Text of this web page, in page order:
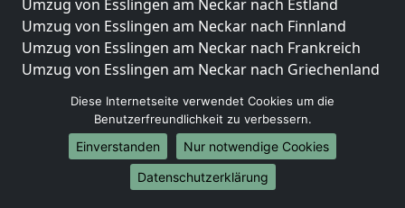
Umzug von Esslingen am Neckar nach Estland
Umzug von Esslingen am Neckar nach Finnland
Umzug von Esslingen am Neckar nach Frankreich
Umzug von Esslingen am Neckar nach Griechenland
Umzug von Esslingen am Neckar nach Liechtenstein
Umzug von Esslingen am Neckar nach Luxemburg
Umzug von Esslingen am Neckar nach Niederlande
Umzug von Esslingen am Neckar nach Norwegen
Diese Internetseite verwendet Cookies um die
Benutzerfreundlichkeit zu verbessern.
Einverstanden
Nur notwendige Cookies
Datenschutzerklärung